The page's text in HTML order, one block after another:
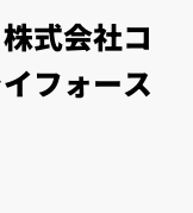
式会社コ
フォース